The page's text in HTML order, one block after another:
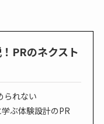
PRのネクスト
られない
ぶ体験設計のPR